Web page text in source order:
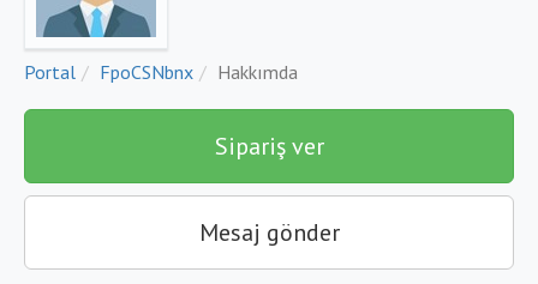
Portal FpoCSNbnx Hakkımda
Sipariş ver
Mesaj gönder